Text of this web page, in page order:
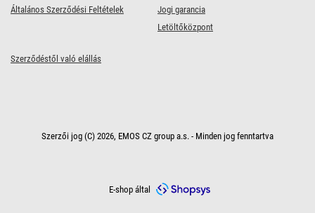
Általános Szerződési Feltételek
Jogi garancia
Letöltőközpont
Szerződéstől való elállás
Szerzői jog (C) 2026, EMOS CZ group a.s. - Minden jog fenntartva
E-shop által